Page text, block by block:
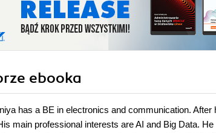
ebooka
has a BE in electronics and communication.
main professional interests are AI and Big Data.